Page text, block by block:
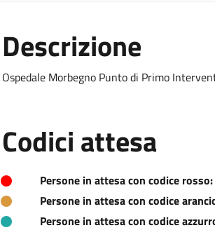
Descrizione
Ospedale Morbegno Punto di Primo
Codici attesa
Persone in attesa con codice rosso:
Persone in attesa con codice
Persone in attesa con codice